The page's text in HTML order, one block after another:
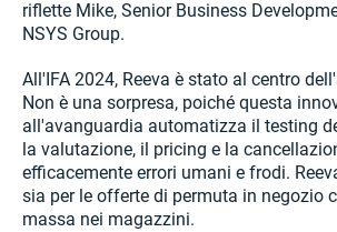
riflette Mike, Senior Business
NSYS Group.
All'IFA 2024, Reeva è stato al centro
Non è una sorpresa, poiché questa
all'avanguardia automatizza il testing
la valutazione, il pricing e la
efficacemente errori umani e frodi.
sia per le offerte di permuta in negozio
massa nei magazzini.